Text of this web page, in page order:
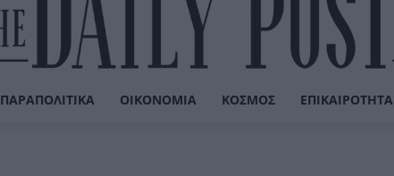
ΠΑΡΑΠΟΛΙΤΙΚΆ ΟΙΚΟΝΟΜΊΑ ΚΌΣΜΟΣ ΕΠΙΚΑΙΡΌΤΗΤΑ